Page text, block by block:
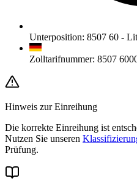
Unterposition: 8507 60 -
Zolltarifnummer: 8507
Hinweis zur Einreihung
Die korrekte Einreihung ist
Nutzen Sie unseren
Prüfung.